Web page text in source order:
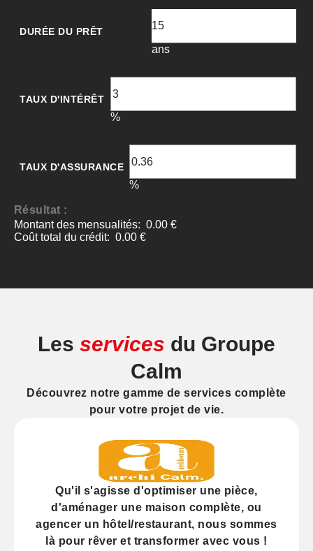
Les services du Groupe
Calm
Découvrez notre gamme de services complète
pour votre projet de vie.
Qu'il s'agisse d'optimiser une pièce,
d'aménager une maison complète, ou
agencer un hôtel/restaurant, nous sommes
là pour rêver et transformer avec vous !